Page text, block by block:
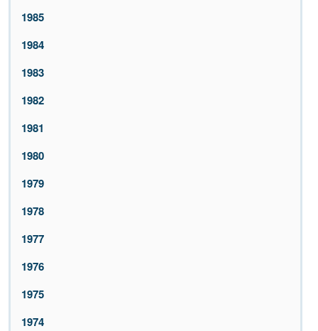
1985
1984
1983
1982
1981
1980
1979
1978
1977
1976
1975
1974